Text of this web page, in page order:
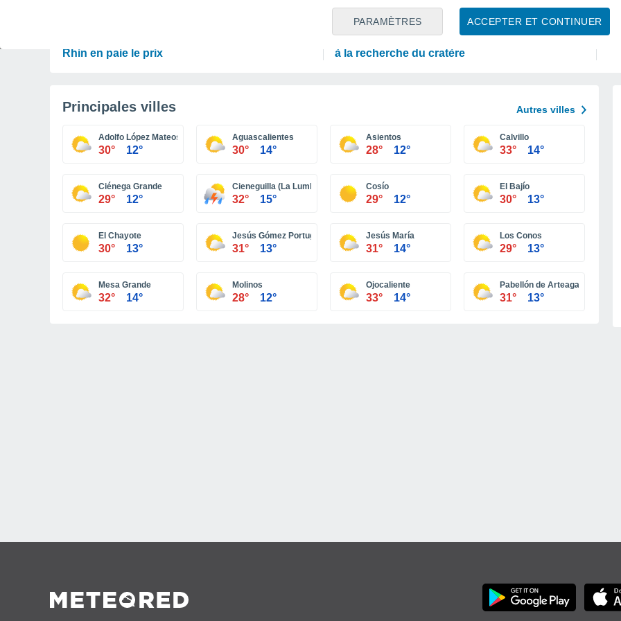
ACCEPTER ET CONTINUER
PARAMÈTRES
Rhin en paie le prix
Une fusée de SpaceX s’écrase sur la Lune et
tous les regards se tournent vers notre satellite
à la recherche du cratère
Principales villes Autres villes
Adolfo López Mateos
30° 12°
Aguascalientes
30° 14°
Asientos
28° 12°
Calvillo
33° 14°
Ciénega Grande
29° 12°
Cieneguilla (La Lumbrera)
32° 15°
Cosío
29° 12°
El Bajío
30° 13°
El Chayote
30° 13°
Jesús Gómez Portugal (Margaritas)
31° 13°
Jesús María
31° 14°
Los Conos
29° 13°
Mesa Grande
32° 14°
Molinos
28° 12°
Ojocaliente
33° 14°
Pabellón de Arteaga
31° 13°